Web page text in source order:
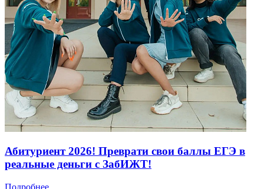
Абитуриент 2026! Преврати свои баллы ЕГЭ в
реальные деньги с ЗабИЖТ!
Подробнее